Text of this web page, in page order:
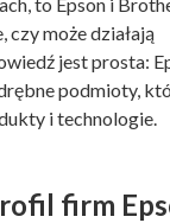
czy może działają
jest prosta:
podmioty,
i technologie.
firm